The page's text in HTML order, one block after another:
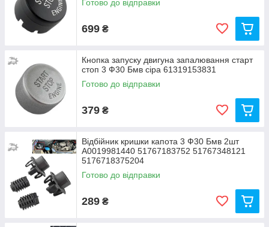
Готово до відправки
699 ₴
Кнопка запуску двигуна запалювання старт
стоп 3 Ф30 Бмв сіра 61319153831
Готово до відправки
379 ₴
Відбійник кришки капота 3 Ф30 Бмв 2шт
A0019981440 51767183752 51767348121
5176718375204
Готово до відправки
289 ₴